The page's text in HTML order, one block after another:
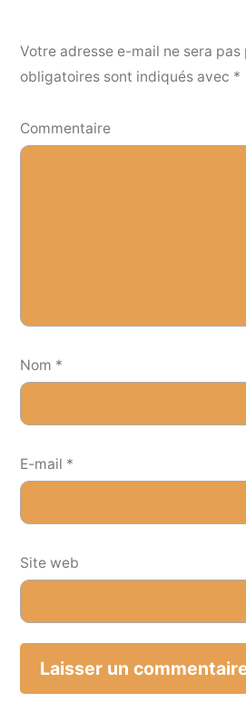
Votre adresse e-mail ne sera pas
obligatoires sont indiqués avec *
Commentaire
Nom *
E-mail *
Site web